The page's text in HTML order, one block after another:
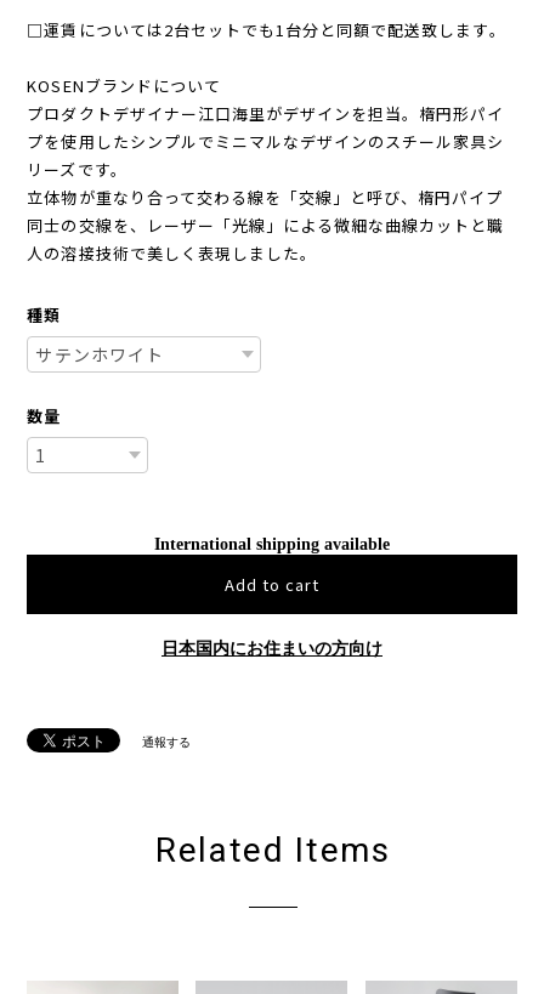
□運賃については2台セットでも1台分と同額で配送致します。
KOSENブランドについて
プロダクトデザイナー江口海里がデザインを担当。楕円形パイ
プを使用したシンプルでミニマルなデザインのスチール家具シ
リーズです。
立体物が重なり合って交わる線を「交線」と呼び、楕円パイプ
同士の交線を、レーザー「光線」による微細な曲線カットと職
人の溶接技術で美しく表現しました。
種類
数量
International shipping available
Add to cart
日本国内にお住まいの方向け
通報する
Related Items